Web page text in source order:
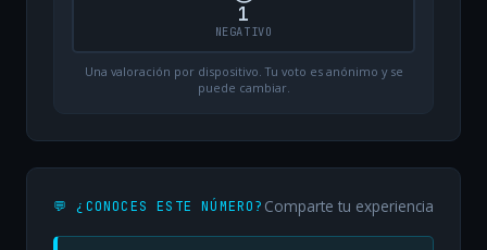
1
NEGATIVO
Una valoración por dispositivo. Tu voto es anónimo y se
puede cambiar.
💬 ¿CONOCES ESTE NÚMERO? Comparte tu experiencia